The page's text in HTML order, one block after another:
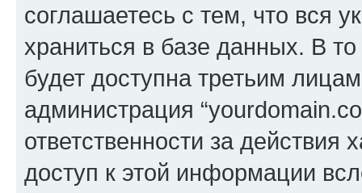
соглашаетесь с тем, что вся
храниться в базе данных. В
будет доступна третьим
администрация
ответственности за действия
доступ к этой информации